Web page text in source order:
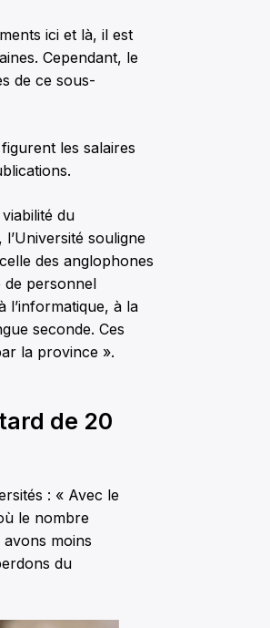
ici et là, il est
Cependant, le
de ce sous-
les salaires
du
souligne
des anglophones
de personnel
l’informatique, à la
seconde. Ces
la province ».
de 20
: « Avec le
le nombre
moins
du